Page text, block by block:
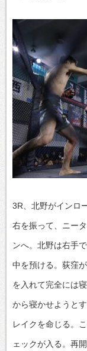
3R、北野がインロ
右を振って、ニー
ンへ。北野は右手
中を預ける。荻窪
を入れて完全には
から寝かせようと
レイクを命じる。
ェックが入る。再